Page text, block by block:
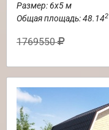
Размер: 6х5 м
Общая площадь: 48.142
1769550